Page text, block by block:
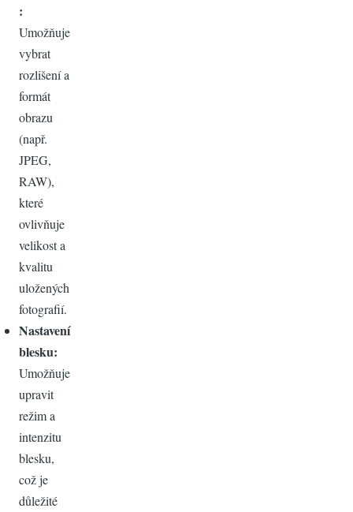
:
Umožňuje
vybrat
rozlišení a
formát
obrazu
(např.
JPEG,
RAW),
které
ovlivňuje
velikost a
kvalitu
uložených
fotografií.
Nastavení
blesku:
Umožňuje
upravit
režim a
intenzitu
blesku,
což je
důležité